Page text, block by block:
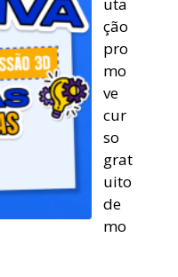
ção
pro
mo
ve
cur
so
grat
uito
de
mo